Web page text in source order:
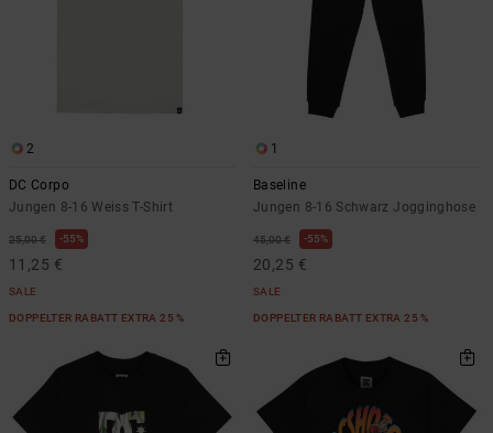
2
DC Corpo
Jungen 8-16 Weiss T-Shirt
25,00 € 55%
11,25 €
SALE
DOPPELTER RABATT EXTRA 25 %
1
Baseline
Jungen 8-16 Schwarz Jogginghose
45,00 € 55%
20,25 €
SALE
DOPPELTER RABATT EXTRA 25 %